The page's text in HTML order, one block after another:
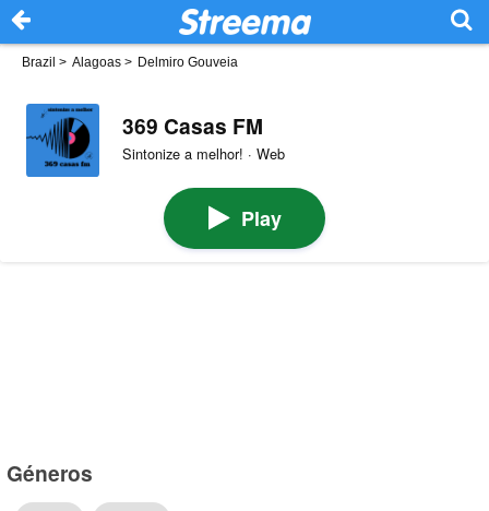
Brazil > Alagoas > Delmiro Gouveia
369 Casas FM
Sintonize a melhor! · Web
Play
Géneros